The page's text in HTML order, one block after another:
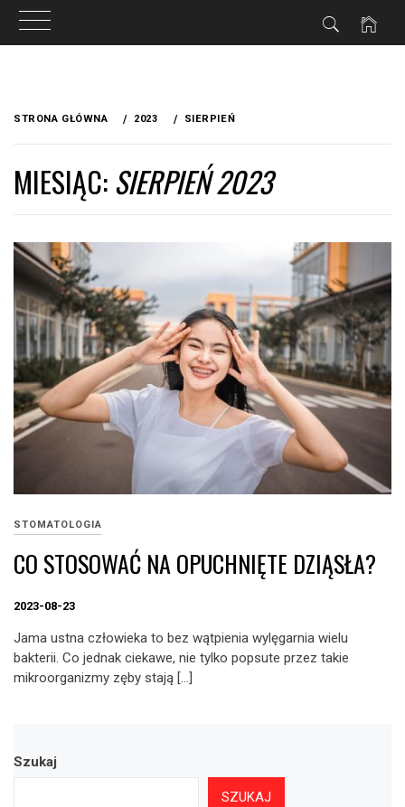
STRONA GŁÓWNA 2023 SIERPIEŃ
MIESIĄC:SIERPIEŃ 2023
STOMATOLOGIA
CO STOSOWAĆ NA OPUCHNIĘTE DZIĄSŁA?
2023-08-23
Jama ustna człowieka to bez wątpienia wylęgarnia wielu
bakterii. Co jednak ciekawe, nie tylko popsute przez takie
mikroorganizmy zęby stają […]
Szukaj
SZUKAJ